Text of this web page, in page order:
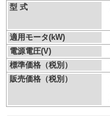
型 式
適用モータ(kW)
電源電圧(V)
標準価格（税別）
販売価格（税別）